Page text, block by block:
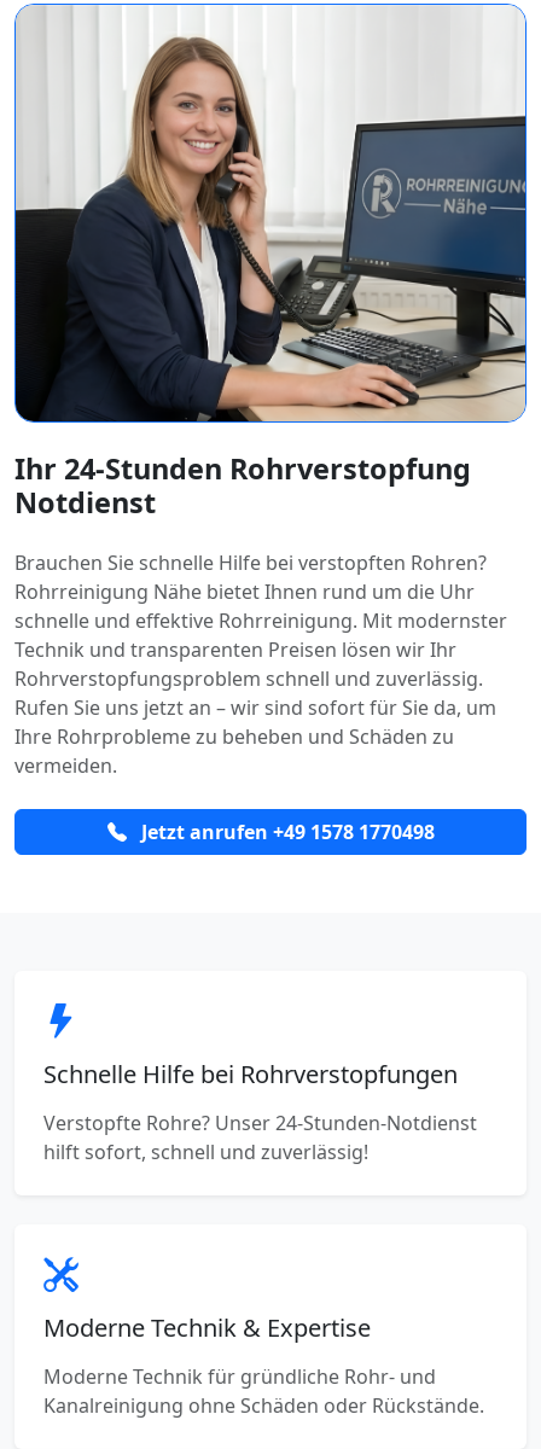
Ihr 24-Stunden Rohrverstopfung
Notdienst
Brauchen Sie schnelle Hilfe bei verstopften Rohren?
Rohrreinigung Nähe bietet Ihnen rund um die Uhr
schnelle und effektive Rohrreinigung. Mit modernster
Technik und transparenten Preisen lösen wir Ihr
Rohrverstopfungsproblem schnell und zuverlässig.
Rufen Sie uns jetzt an – wir sind sofort für Sie da, um
Ihre Rohrprobleme zu beheben und Schäden zu
vermeiden.
Jetzt anrufen +49 1578 1770498
Schnelle Hilfe bei Rohrverstopfungen
Verstopfte Rohre? Unser 24-Stunden-Notdienst
hilft sofort, schnell und zuverlässig!
Moderne Technik & Expertise
Moderne Technik für gründliche Rohr- und
Kanalreinigung ohne Schäden oder Rückstände.